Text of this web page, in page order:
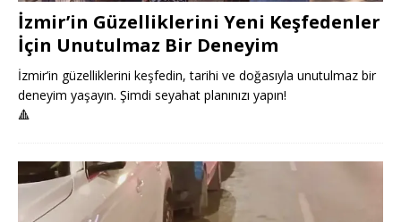
İzmir’in Güzelliklerini Yeni Keşfedenler
İçin Unutulmaz Bir Deneyim
İzmir’in güzelliklerini keşfedin, tarihi ve doğasıyla unutulmaz bir
deneyim yaşayın. Şimdi seyahat planınızı yapın!
🔺